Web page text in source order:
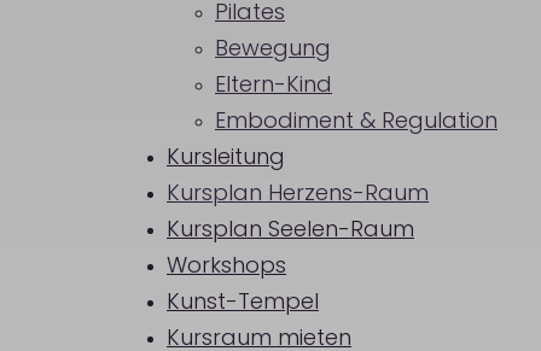
Pilates
Bewegung
Eltern-Kind
Embodiment & Regulation
Kursleitung
Kursplan Herzens-Raum
Kursplan Seelen-Raum
Workshops
Kunst-Tempel
Kursraum mieten